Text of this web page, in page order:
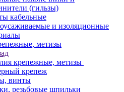
(гильзы)
кабельные
и изоляционные
метизы
крепежные, метизы
крепеж
винты
резьбовые шпильки